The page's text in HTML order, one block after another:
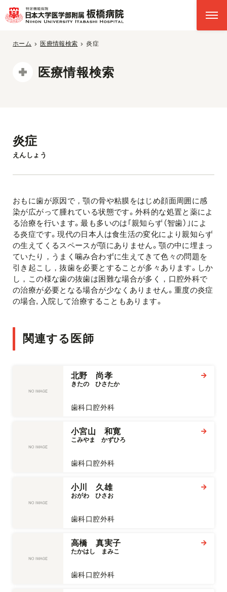
ホーム 医療情報検索 炎症
医療情報検索
炎症
えんしょう
おもに歯が原因で，顎の骨や粘膜をはじめ顔面周囲に感
染が広がって腫れている状態です。外科的な処置と薬によ
る治療を行います。最も多いのは｢親知らず（智歯）｣によ
る炎症です。現代の日本人は食生活の変化により親知らず
の生えてくるスペースが顎にありません。顎の中に埋まっ
ていたり，うまく噛み合わずに生えてきて色々の問題を
引き起こし，抜歯を必要とすることが多々あります。しか
し，この様な歯の抜歯は困難な場合が多く，口腔外科で
の治療が必要となる場合が少なくありません。重度の炎症
の場合, 入院して治療することもあります。
関連する医師
北野 尚孝
きたの　ひさたか
歯科口腔外科
小宮山 和寛
こみやま　かずひろ
歯科口腔外科
小川 久雄
おがわ　ひさお
歯科口腔外科
高橋 真実子
たかはし　まみこ
歯科口腔外科